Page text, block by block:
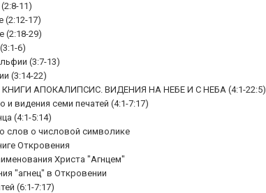
11)
(2:12-17)
(2:18-29)
6)
(3:7-13)
(3:14-22)
АПОКАЛИПСИС. ВИДЕНИЯ НА НЕБЕ И С НЕБА (4:1-22:5)
и видения семи печатей (4:1-7:17)
(4:1-5:14)
слов о числовой символике
Откровения
Христа "Агнцем"
"агнец" в Откровении
(6:1-7:17)